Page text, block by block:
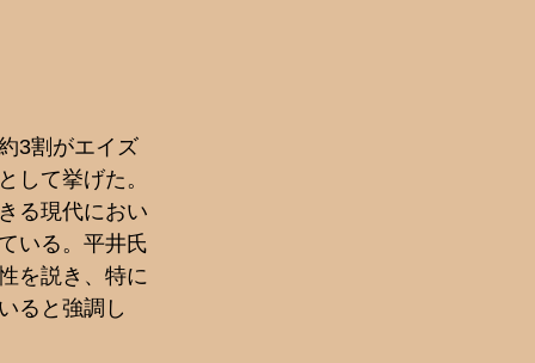
3割がエイズ
して挙げた。
る現代におい
いる。平井氏
を説き、特に
ると強調し